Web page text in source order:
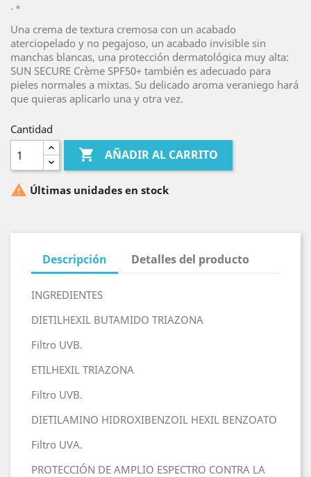
*
Una crema de textura cremosa con un acabado
aterciopelado y no pegajoso, un acabado invisible sin
manchas blancas, una protección dermatológica muy alta:
SUN SECURE Crème SPF50+ también es adecuado para
pieles normales a mixtas. Su delicado aroma veraniego hará
que quieras aplicarlo una y otra vez.
Cantidad
 AÑADIR AL CARRITO
 Últimas unidades en stock
Descripción Detalles del producto
INGREDIENTES
DIETILHEXIL BUTAMIDO TRIAZONA
Filtro UVB.
ETILHEXIL TRIAZONA
Filtro UVB.
DIETILAMINO HIDROXIBENZOIL HEXIL BENZOATO
Filtro UVA.
PROTECCIÓN DE AMPLIO ESPECTRO CONTRA LA